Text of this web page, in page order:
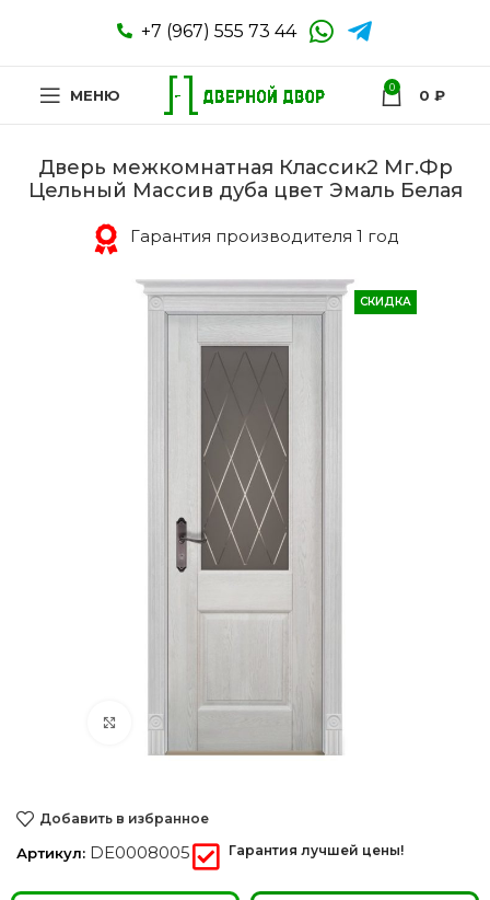
+7 (967) 555 73 44
МЕНЮ 0 0 ₽
Дверь межкомнатная Классик2 Мг.Фр
Цельный Массив дуба цвет Эмаль Белая
Гарантия производителя 1 год
СКИДКА
Нажмите, чтобы увеличить
Добавить в избранное
Артикул: DE0008005 Гарантия лучшей цены!